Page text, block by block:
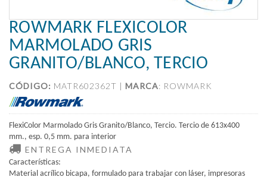
ROWMARK FLEXICOLOR
MARMOLADO GRIS
GRANITO/BLANCO, TERCIO
CÓDIGO: MATR602362T | MARCA: ROWMARK
FlexiColor Marmolado Gris Granito/Blanco, Tercio. Tercio de 613x400
mm., esp. 0,5 mm. para interior
ENTREGA INMEDIATA
Características:
Material acrílico bicapa, formulado para trabajar con láser, impresoras